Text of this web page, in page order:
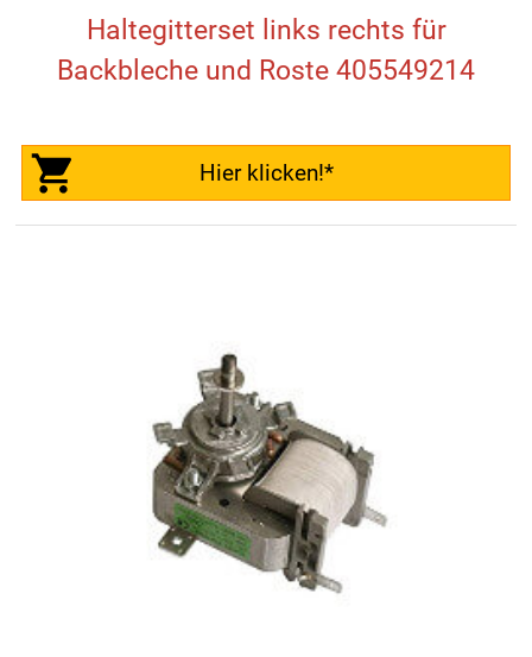
Haltegitterset links rechts für
Backbleche und Roste 405549214
Hier klicken!*